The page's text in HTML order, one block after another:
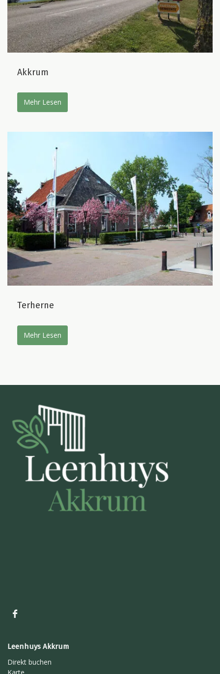
Akkrum
Mehr Lesen
Terherne
Mehr Lesen
Leenhuys Akkrum
Direkt buchen